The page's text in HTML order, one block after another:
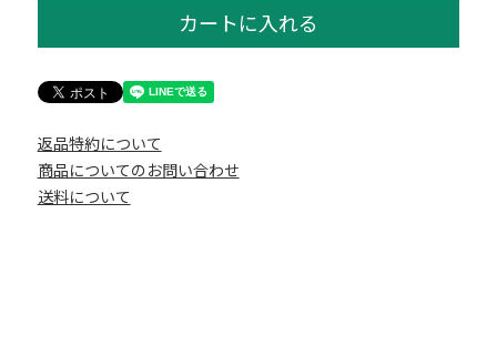
カートに入れる
返品特約について
商品についてのお問い合わせ
送料について